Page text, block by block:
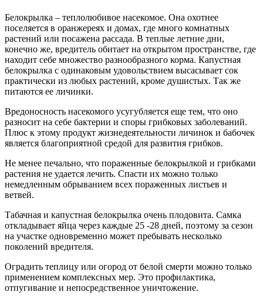
Белокрылка – теплолюбивое насекомое. Она охотнее
поселяется в оранжереях и домах, где много комнатных
растений или посажена рассада. В теплые летние дни,
конечно же, вредитель обитает на открытом пространстве, где
находит себе множество разнообразного корма. Капустная
белокрылка с одинаковым удовольствием высасывает сок
практически из любых растений, кроме душистых. Так же
питаются ее личинки.
Вредоносность насекомого усугубляется еще тем, что оно
разносит на себе бактерии и споры грибковых заболеваний.
Плюс к этому продукт жизнедеятельности личинок и бабочек
является благоприятной средой для развития грибков.
Не менее печально, что пораженные белокрылкой и грибками
растения не удается лечить. Спасти их можно только
немедленным обрыванием всех пораженных листьев и
ветвей.
Табачная и капустная белокрылка очень плодовита. Самка
откладывает яйца через каждые 25 -28 дней, поэтому за сезон
на участке одновременно может пребывать несколько
поколений вредителя.
Оградить теплицу или огород от белой смерти можно только
применением комплексных мер. Это профилактика,
отпугивание и непосредственное уничтожение.